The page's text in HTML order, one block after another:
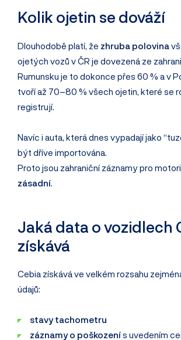
Kolik ojetin se dováží
Dlouhodobě platí, že zhruba polovina
ojetých vozů v ČR je dovezená ze
Rumunsku je to dokonce přes 60 % a v
tvoří až 70–80 % všech ojetin, které se
registrují.
Navíc i auta, která dnes vypadají jako
být dříve importována.
Proto jsou zahraniční záznamy pro
zásadní.
Jaká data o vozidlech
získává
Cebia získává ve velkém rozsahu
údajů:
stavy tachometru
záznamy o poškozenís uvedením